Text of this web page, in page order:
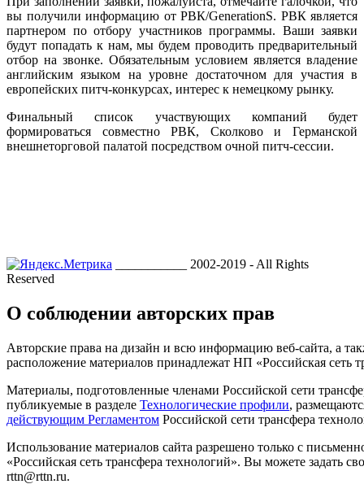
вы получили информацию от РВК/GenerationS. РВК является
партнером по отбору участников программы. Ваши заявки
будут попадать к нам, мы будем проводить предварительный
отбор на звонке. Обязательным условием является владение
английским языком на уровне достаточном для участия в
европейских питч-конкурсах, интерес к немецкому рынку.
Финальный список участвующих компаний будет
формироваться совместно РВК, Сколково и Германской
внешнеторговой палатой посредством очной питч-сессии.
___________ 2002-2019 - All Rights
Reserved
О соблюдении авторских прав
Авторские права на дизайн и всю информацию веб-сайта, а
расположение материалов принадлежат НП «Российская сеть
Материалы, подготовленные членами Российской сети
публикуемые в разделе Технологические профили,
действующим Регламентом Российской сети трансфера
Использование материалов сайта разрешено только с
«Российская сеть трансфера технологий». Вы можете задать
rttn@rttn.ru.